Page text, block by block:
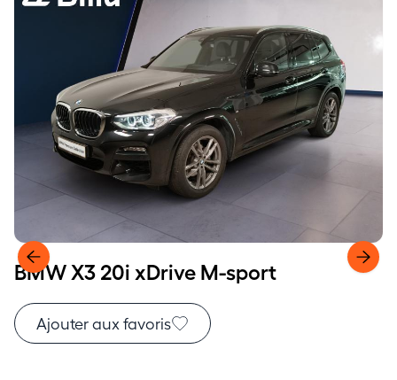
BMW X3 20i xDrive M-sport
Ajouter aux favoris